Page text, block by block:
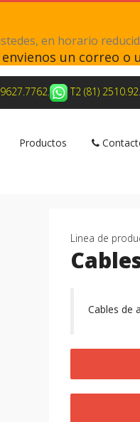
en horario
un correo o
, T2 (81)
Productos
Linea de
Cables de